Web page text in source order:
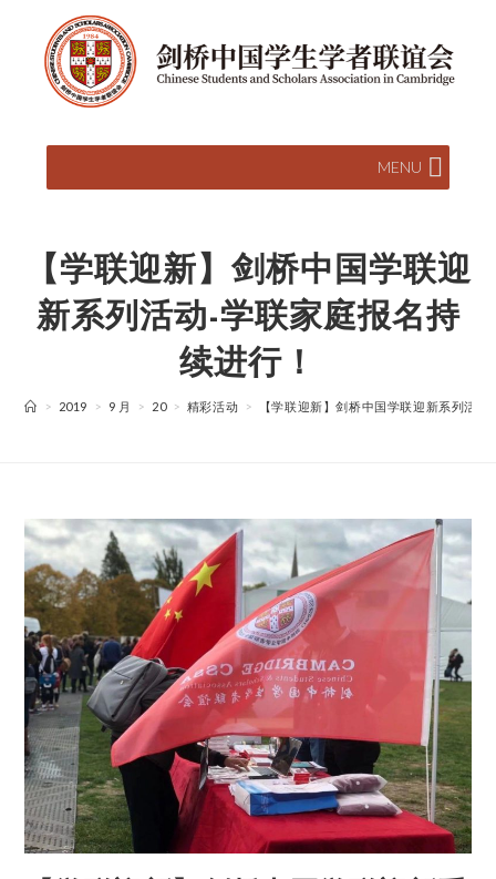
MENU
【学联迎新】剑桥中国学联迎
新系列活动-学联家庭报名持
续进行！
> 2019 > 9 月 > 20 > 精彩活动 > 【学联迎新】剑桥中国学联迎新系列活